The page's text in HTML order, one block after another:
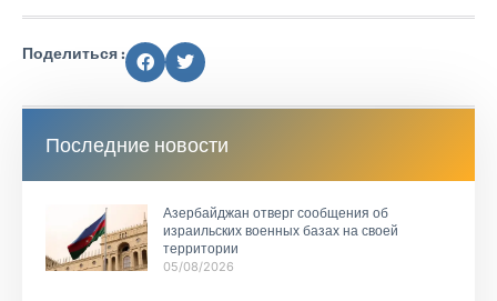
Поделиться :
Последние новости
Азербайджан отверг сообщения об
израильских военных базах на своей
территории
05/08/2026